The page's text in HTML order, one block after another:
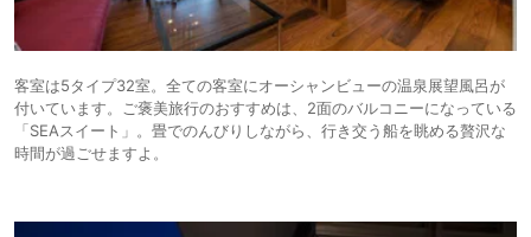
客室は5タイプ32室。全ての客室にオーシャンビューの温泉展望風呂が
付いています。ご褒美旅行のおすすめは、2面のバルコニーになっている
「SEAスイート」。畳でのんびりしながら、行き交う船を眺める贅沢な
時間が過ごせますよ。